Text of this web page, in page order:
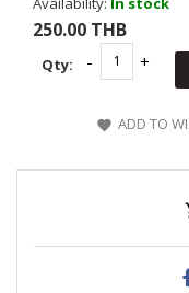
250.00 THB
Qty:
ADD TO